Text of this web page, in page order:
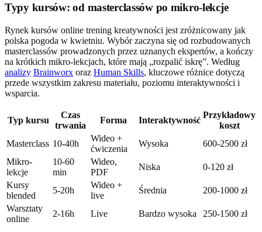
Typy kursów: od masterclassów po mikro-lekcje
Rynek kursów online trening kreatywności jest zróżnicowany jak
polska pogoda w kwietniu. Wybór zaczyna się od rozbudowanych
masterclassów prowadzonych przez uznanych ekspertów, a kończy
na krótkich mikro-lekcjach, które mają „rozpalić iskrę”. Według
analizy Brainworx oraz Human Skills, kluczowe różnice dotyczą
przede wszystkim zakresu materiału, poziomu interaktywności i
wsparcia.
Typ kursu
Czas
trwania
Forma Interaktywność
Przykładowy
koszt
Masterclass 10-40h
Wideo +
ćwiczenia
Wysoka
600-2500 zł
Mikro-
lekcje
10-60
min
Wideo,
PDF
Niska
0-120 zł
Kursy
blended
5-20h
Wideo +
live
Średnia
200-1000 zł
Warsztaty
online
2-16h Live Bardzo wysoka 250-1500 zł